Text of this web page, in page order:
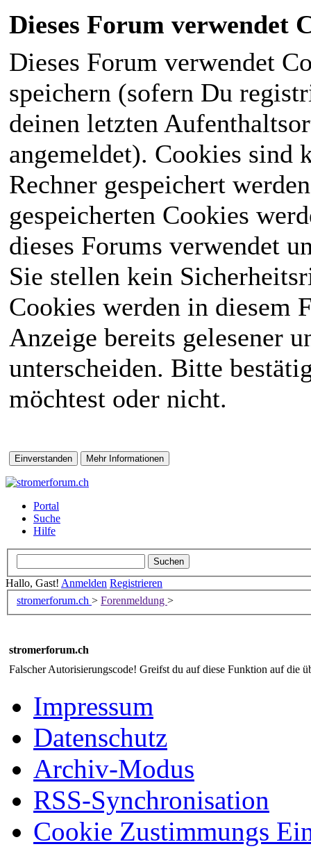
Dieses Forum verwendet
Dieses Forum verwendet
speichern (sofern Du
deinen letzten
angemeldet). Cookies sind
Rechner gespeichert
gespeicherten Cookies
dieses Forums verwendet
Sie stellen kein
Cookies werden in diesem
Anzeige bereits gelesener
unterscheiden. Bitte
möchtest oder nicht.
Portal
Suche
Hilfe
Hallo, Gast! Anmelden Registrieren
stromerforum.ch > Forenmeldung >
stromerforum.ch
Falscher Autorisierungscode! Greifst du auf diese Funktion auf die
Impressum
Datenschutz
Archiv-Modus
RSS-Synchronisation
Cookie Zustimmungs